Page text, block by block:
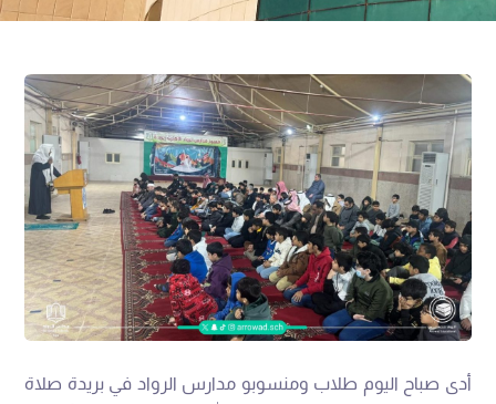
أدى صباح اليوم طلاب ومنسوبو مدارس الرواد في بريدة صلاة